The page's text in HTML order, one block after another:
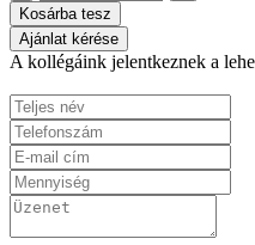
Kosárba tesz
Ajánlat kérése
A kollégáink jelentkeznek a